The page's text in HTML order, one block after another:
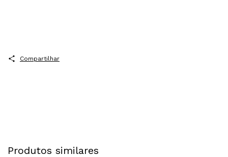
Compartilhar
Produtos similares